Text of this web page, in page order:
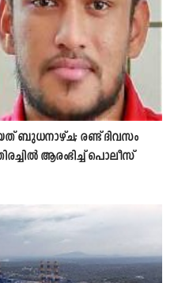
ബുധനാഴ്ച; രണ്ട് ദിവസം
ആരംഭിച്ച് പൊലീസ്